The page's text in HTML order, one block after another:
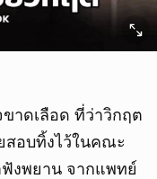
าดเลือด ที่ว่าวิกฤต
สอบทิ้งไว้ในคณะ
งพยาน จากแพทย์